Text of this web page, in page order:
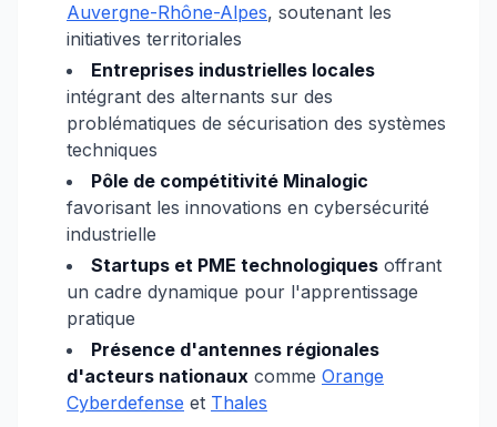
Auvergne-Rhône-Alpes, soutenant les
initiatives territoriales
Entreprises industrielles locales
intégrant des alternants sur des
problématiques de sécurisation des systèmes
techniques
Pôle de compétitivité Minalogic
favorisant les innovations en cybersécurité
industrielle
Startups et PME technologiques offrant
un cadre dynamique pour l'apprentissage
pratique
Présence d'antennes régionales
d'acteurs nationaux comme Orange
Cyberdefense et Thales